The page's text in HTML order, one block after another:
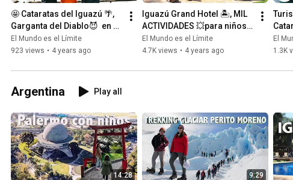
🤩 Cataratas del Iguazú 🌴,
Garganta del Diablo😈  en
Pandemia
El Mundo es el Límite
923 views • 4 years ago
Iguazú Grand Hotel 🏝️, MIL
ACTIVIDADES 💥para niños
👧🏻🧒🏼👶🏻, Cataratas,
lado Argentino
El Mundo es el Límite
4.7K views • 4 years ago
El
1.3K
Argentina Play all
14:28 9:29